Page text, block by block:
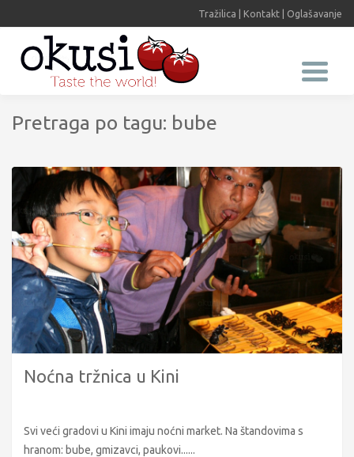
Tražilica Kontakt Oglašavanje
Pretraga po tagu: bube
Noćna tržnica u Kini
Svi veći gradovi u Kini imaju noćni market. Na štandovima s
hranom: bube, gmizavci, paukovi......